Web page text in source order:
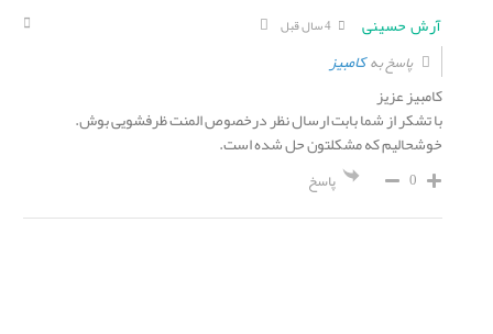
آرش حسینی 4 سال قبل
پاسخ بهکامبیز
کامبیز عزیز
با تشکر از شما بابت ارسال نظر درخصوص المنت ظرفشویی بوش.
خوشحالیم که مشکلتون حل شده است.
0 پاسخ